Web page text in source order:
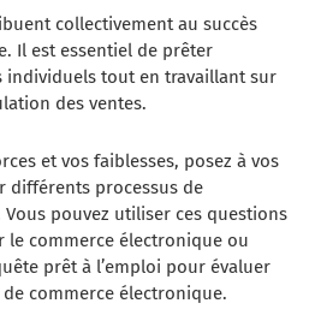
collectivement au succès
Il est essentiel de prêter
individuels tout en travaillant sur
des ventes.
et vos faiblesses, posez à vos
différents processus de
pouvez utiliser ces questions
le commerce électronique ou
prêt à l’emploi pour évaluer
commerce électronique.